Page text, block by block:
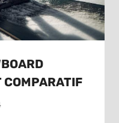
COMPARATIF